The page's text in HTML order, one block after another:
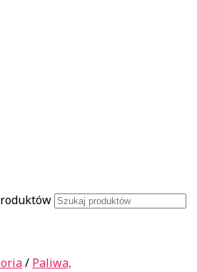
/ Paliwa,